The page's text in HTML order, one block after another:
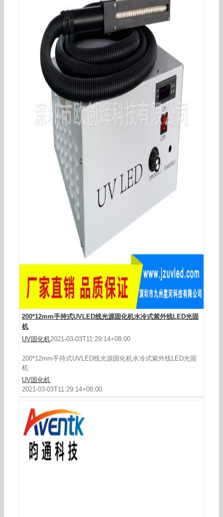
200*12mm手持式UVLED线光源固化机水冷式紫外线LED光固
机
UV固化机2021-03-03T11:29:14+08:00
200*12mm手持式UVLED线光源固化机水冷式紫外线LED光固
机
UV固化机
2021-03-03T11:29:14+08:00
烘干固化设备_AVENTK昀通科技UVLED紫外光固化
机XM-210-64可固化UV胶水等涂料